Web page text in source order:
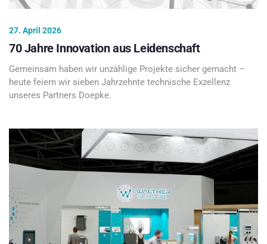
27. April 2026
70 Jahre Innovation aus Leidenschaft
Gemeinsam haben wir unzählige Projekte sicher gemacht –
heute feiern wir sieben Jahrzehnte technische Exzellenz
unseres Partners Doepke.